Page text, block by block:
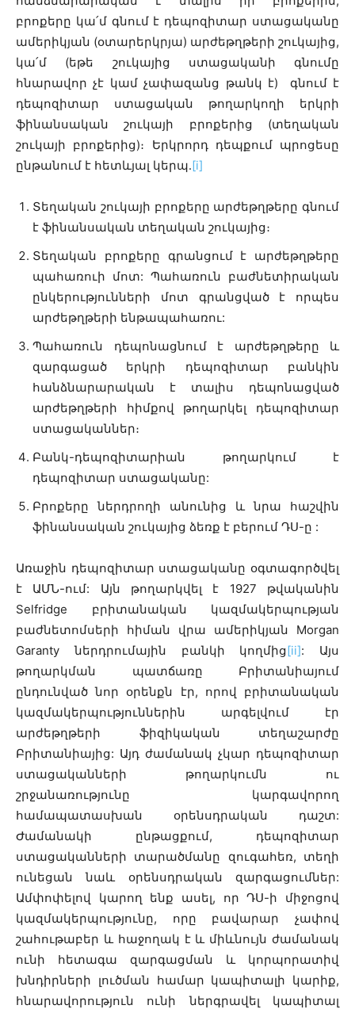
բրոքերը կա՛մ գնում է դեպոզիտար ստացականը
ամերիկյան (օտարերկրյա) արժեթղթերի շուկայից,
կա՛մ (եթե շուկայից ստացականի գնումը
հնարավոր չէ կամ չափազանց թանկ է) գնում է
դեպոզիտար ստացական թողարկողի երկրի
ֆինանսական շուկայի բրոքերից (տեղական
շուկայի բրոքերից)։ Երկրորդ դեպքում պրոցեսը
ընթանում է հետևյալ կերպ․[i]
Տեղական շուկայի բրոքերը արժեթղթերը գնում
է ֆինանսական տեղական շուկայից։
Տեղական բրոքերը գրանցում է արժեթղթերը
պահառուի մոտ: Պահառուն բաժնետիրական
ընկերությունների մոտ գրանցված է որպես
արժեթղթերի ենթապահառու:
Պահառուն դեպոնացնում է արժեթղթերը և
զարգացած երկրի դեպոզիտար բանկին
հանձնարարական է տալիս դեպոնացված
արժեթղթերի հիմքով թողարկել դեպոզիտար
ստացականներ։
Բանկ-դեպոզիտարիան թողարկում է
դեպոզիտար ստացականը:
Բրոքերը ներդրողի անունից և նրա հաշվին
ֆինանսական շուկայից ձեռք է բերում ԴՍ-ը :
Առաջին դեպոզիտար ստացականը օգտագործվել
է ԱՄՆ-ում: Այն թողարկվել է 1927 թվականին
Selfridge բրիտանական կազմակերպության
բաժնետոմսերի հիման վրա ամերիկյան Morgan
Garanty ներդրումային բանկի կողմից[ii]: Այս
թողարկման պատճառը Բրիտանիայում
ընդունված նոր օրենքն էր, որով բրիտանական
կազմակերպություններին արգելվում էր
արժեթղթերի ֆիզիկական տեղաշարժը
Բրիտանիայից: Այդ ժամանակ չկար դեպոզիտար
ստացականների թողարկումն ու
շրջանառությունը կարգավորող
համապատասխան օրենսդրական դաշտ:
Ժամանակի ընթացքում, դեպոզիտար
ստացականների տարածմանը զուգահեռ, տեղի
ունեցան նաև օրենսդրական զարգացումներ:
Ամփոփելով կարող ենք ասել, որ ԴՍ-ի միջոցով
կազմակերպությունը, որը բավարար չափով
շահութաբեր և հաջողակ է և միևնույն ժամանակ
ունի հետագա զարգացման և կորպորատիվ
խնդիրների լուծման համար կապիտալի կարիք,
հնարավորություն ունի ներգրավել կապիտալ